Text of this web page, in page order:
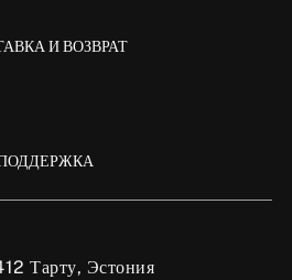
Тарту, Эстония
И ВОЗВРАТ